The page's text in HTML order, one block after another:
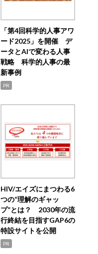
「第4回科学的人事アワ
ード2025」を開催 デ
ータとAIで変わる人事
戦略 科学的人事の最
新事例
PR
HIV/エイズにまつわる6
つの“理解のギャッ
プ”とは？ 2030年の流
行終結を目指すGAP6の
特設サイトを公開
PR